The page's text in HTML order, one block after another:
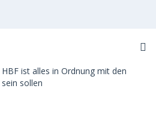
ist alles in Ordnung mit den
sollen